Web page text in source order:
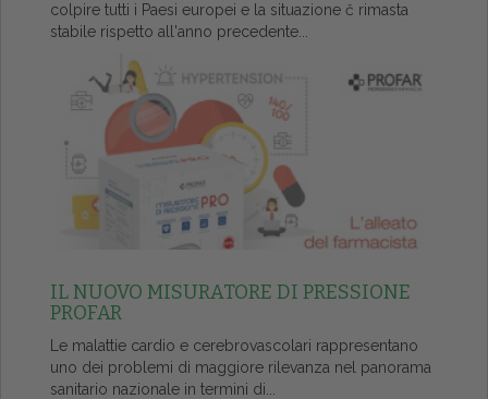
colpire tutti i Paesi europei e la situazione č rimasta
stabile rispetto all'anno precedente...
IL NUOVO MISURATORE DI PRESSIONE
PROFAR
Le malattie cardio e cerebrovascolari rappresentano
uno dei problemi di maggiore rilevanza nel panorama
sanitario nazionale in termini di...